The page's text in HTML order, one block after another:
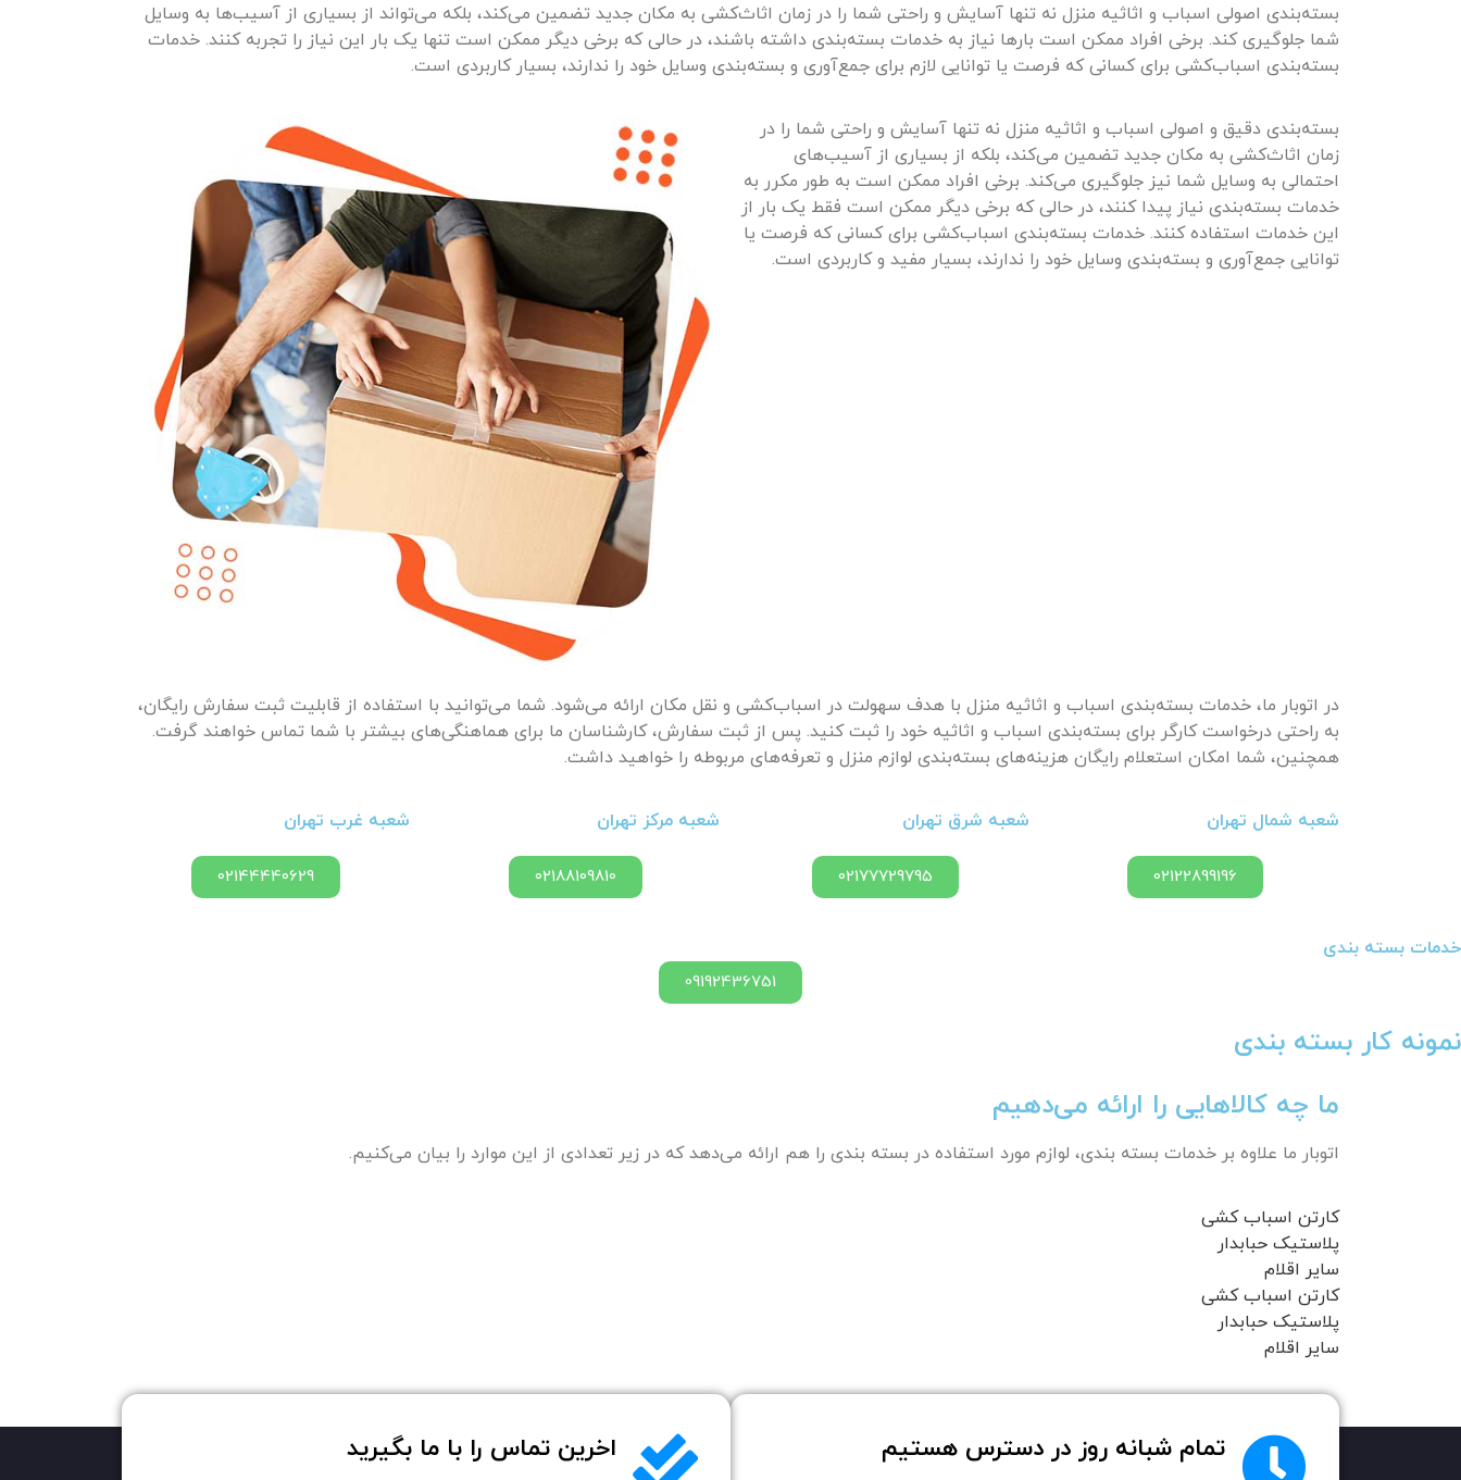
بسته‌بندی اصولی اسباب و اثاثیه منزل نه تنها آسایش و راحتی شما را در زمان اثاث‌کشی به مکان جدید تضمین می‌کند، بلکه می‌تواند از بسیاری از آسیب‌ها به وسایل
شما جلوگیری کند. برخی افراد ممکن است بارها نیاز به خدمات بسته‌بندی داشته باشند، در حالی که برخی دیگر ممکن است تنها یک بار این نیاز را تجربه کنند. خدمات
بسته‌بندی اسباب‌کشی برای کسانی که فرصت یا توانایی لازم برای جمع‌آوری و بسته‌بندی وسایل خود را ندارند، بسیار کاربردی است.
بسته‌بندی دقیق و اصولی اسباب و اثاثیه منزل نه تنها آسایش و راحتی شما را در
زمان اثاث‌کشی به مکان جدید تضمین می‌کند، بلکه از بسیاری از آسیب‌های
احتمالی به وسایل شما نیز جلوگیری می‌کند. برخی افراد ممکن است به طور مکرر به
خدمات بسته‌بندی نیاز پیدا کنند، در حالی که برخی دیگر ممکن است فقط یک بار از
این خدمات استفاده کنند. خدمات بسته‌بندی اسباب‌کشی برای کسانی که فرصت یا
توانایی جمع‌آوری و بسته‌بندی وسایل خود را ندارند، بسیار مفید و کاربردی است.
در اتوبار ما، خدمات بسته‌بندی اسباب و اثاثیه منزل با هدف سهولت در اسباب‌کشی و نقل مکان ارائه می‌شود. شما می‌توانید با استفاده از قابلیت ثبت سفارش رایگان،
به راحتی درخواست کارگر برای بسته‌بندی اسباب و اثاثیه خود را ثبت کنید. پس از ثبت سفارش، کارشناسان ما برای هماهنگی‌های بیشتر با شما تماس خواهند گرفت.
همچنین، شما امکان استعلام رایگان هزینه‌های بسته‌بندی لوازم منزل و تعرفه‌های مربوطه را خواهید داشت.
شعبه شمال تهران
02122899196
شعبه شرق تهران
02177729795
شعبه مرکز تهران
02188109810
شعبه غرب تهران
02144440629
خدمات بسته بندی
09192436751
نمونه کار بسته بندی
ما چه کالاهایی را ارائه می‌دهیم
اتوبار ما علاوه بر خدمات بسته بندی، لوازم مورد استفاده در بسته بندی را هم ارائه می‌دهد که در زیر تعدادی از این موارد را بیان می‌کنیم.
کارتن اسباب کشی
پلاستیک حبابدار
سایر اقلام
کارتن اسباب کشی
پلاستیک حبابدار
سایر اقلام
تمام شبانه روز در دسترس هستیم اخرین تماس را با ما بگیرید